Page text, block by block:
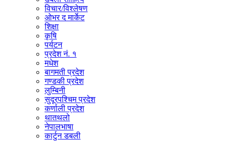
विचार/विश्‍लेषण
ओभर द मार्केट
शिक्षा
कृषि
पर्यटन
प्रदेश नं. १
मधेश
बागमती प्रदेश
गण्डकी प्रदेश
लुम्बिनी
सुदूरपश्चिम प्रदेश
कर्णाली प्रदेश
थातथलो
नेपालभाषा
कार्टुन डबली